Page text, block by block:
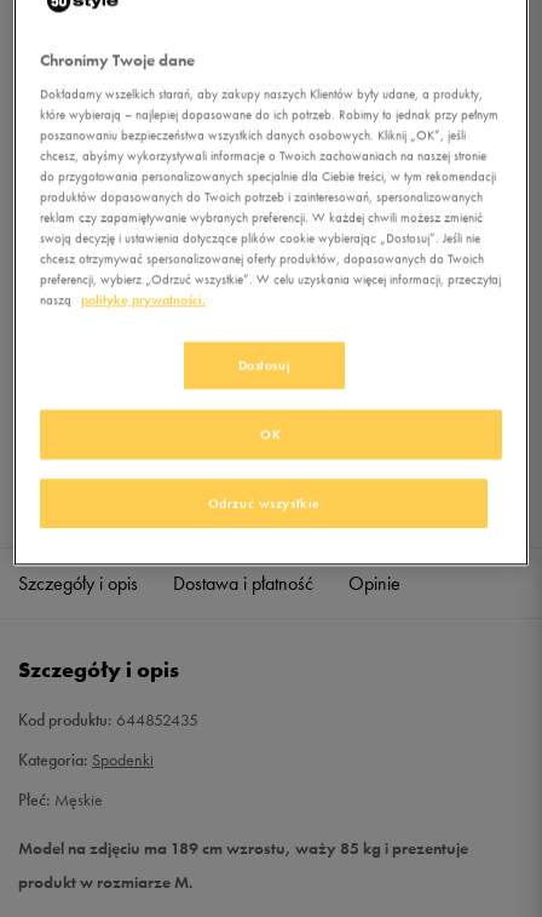
NIKE SZORTY SEASON
SHORT-EXP
0.0(0)
złz Vat
+ 0 PKT WKLUBIE 50 STYLE
Wybierz rozmiar
L Powiadom o dostępności
XXL
Sprawdź dostępność w salonach
Szczegóły i opis Dostawa i płatność Opinie
Szczegóły i opis
Kod produktu: 644852435
Kategoria: Spodenki
Płeć: Męskie
Model na zdjęciu ma 189 cm wzrostu, waży 85 kg i prezentuje
produkt w rozmiarze M.
Chronimy Twoje dane
Dokładamy wszelkich starań, aby zakupy naszych Klientów były udane, a produkty,
które wybierają – najlepiej dopasowane do ich potrzeb. Robimy to jednak przy pełnym
poszanowaniu bezpieczeństwa wszystkich danych osobowych. Kliknij „OK”, jeśli
chcesz, abyśmy wykorzystywali informacje o Twoich zachowaniach na naszej stronie
do przygotowania personalizowanych specjalnie dla Ciebie treści, w tym rekomendacji
produktów dopasowanych do Twoich potrzeb i zainteresowań, spersonalizowanych
reklam czy zapamiętywanie wybranych preferencji. W każdej chwili możesz zmienić
swoją decyzję i ustawienia dotyczące plików cookie wybierając „Dostosuj”. Jeśli nie
chcesz otrzymywać spersonalizowanej oferty produktów, dopasowanych do Twoich
preferencji, wybierz „Odrzuć wszystkie”. W celu uzyskania więcej informacji, przeczytaj
naszą
politykę prywatności.
Dostosuj
Odrzuć wszystkie
OK